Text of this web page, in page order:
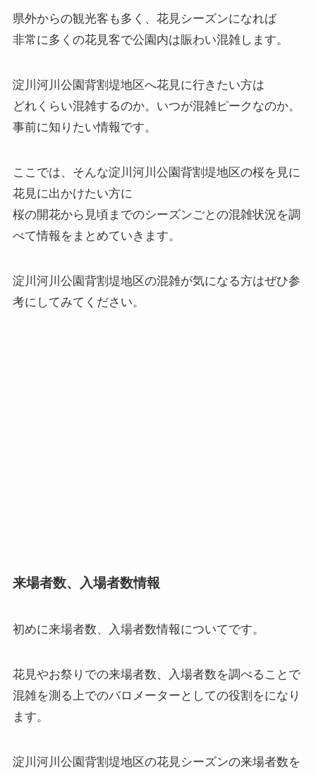
県外からの観光客も多く、花見シーズンになれば
非常に多くの花見客で公園内は賑わい混雑します。
淀川河川公園背割堤地区へ花見に行きたい方は
どれくらい混雑するのか。いつが混雑ピークなのか。
事前に知りたい情報です。
ここでは、そんな淀川河川公園背割堤地区の桜を見に
花見に出かけたい方に
桜の開花から見頃までのシーズンごとの混雑状況を調
べて情報をまとめていきます。
淀川河川公園背割堤地区の混雑が気になる方はぜひ参
考にしてみてください。
来場者数、入場者数情報
初めに来場者数、入場者数情報についてです。
花見やお祭りでの来場者数、入場者数を調べることで
混雑を測る上でのバロメーターとしての役割をになり
ます。
淀川河川公園背割堤地区の花見シーズンの来場者数を